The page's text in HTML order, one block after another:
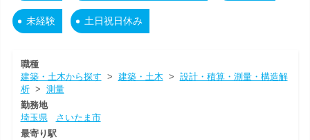
未経験 土日祝日休み
職種
建築・土木から探す > 建築・土木 > 設計・積算・測量・構造解
析> 測量
勤務地
埼玉県
さいたま市
最寄り駅